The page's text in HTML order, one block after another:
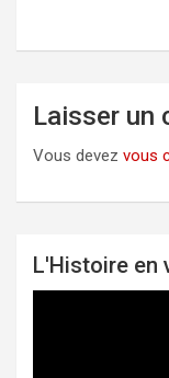
Laisser un
Vous devez vous
L'Histoire en